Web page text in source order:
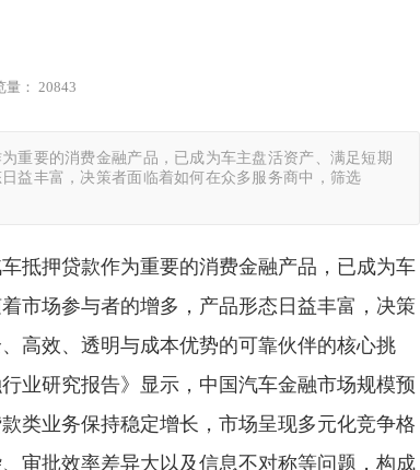
： 20843
重要的消费金融产品，已成为车主盘活资产、满足短期
益丰富，决策者面临着如何在众多服务商中，筛选
抵押贷款作为重要的消费金融产品，已成为车
市场参与者的增多，产品形态日益丰富，决策
高效、透明与成本优势的可靠伙伴的核心挑
业研究报告》显示，中国汽车金融市场规模预
类业务保持稳定增长，市场呈现多元化竞争格
审批效率差异大以及信息不对称等问题，构成